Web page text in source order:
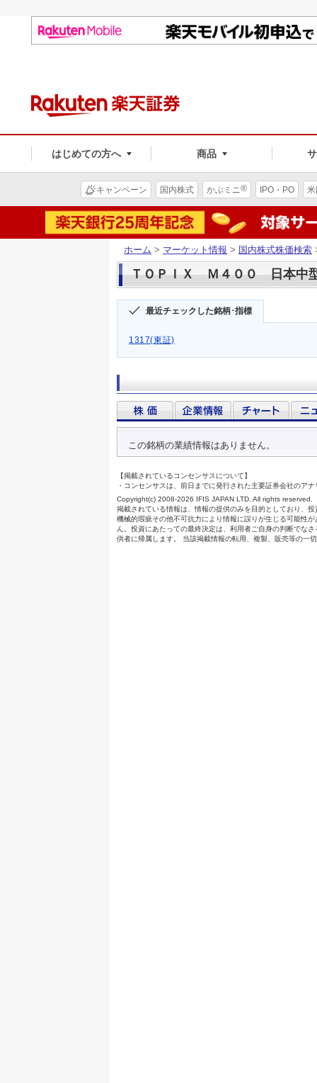
はじめての方へ 商品
キャンペーン 国内株式 かぶミニ® IPO・PO
ホーム > マーケット情報 > 国内株式株価検索
ＴＯＰＩＸ Ｍ４００ 日本中
最近チェックした銘柄･指標
1317(東証)